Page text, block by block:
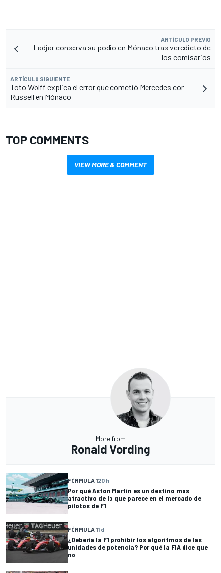
ARTÍCULO PREVIO
Hadjar conserva su podio en Mónaco tras veredicto de
los comisarios
ARTÍCULO SIGUIENTE
Toto Wolff explica el error que cometió Mercedes con
Russell en Mónaco
TOP COMMENTS
VIEW MORE & COMMENT
More from
Ronald Vording
FÓRMULA 120 h
Por qué Aston Martin es un destino más
atractivo de lo que parece en el mercado de
pilotos de F1
FÓRMULA 11 d
¿Debería la F1 prohibir los algoritmos de las
unidades de potencia? Por qué la FIA dice que
no